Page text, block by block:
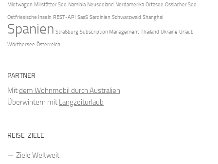
Mietwagen Millstätter See Namibia Neuseeland Nordamerika Ortasee Ossiacher See
Ostfriesische Inseln REST-API SaaS Sardinien Schwarzwald Shanghai
Spanien Straßburg Subscription Management Thailand Ukraine Urlaub
Wörthersee Österreich
PARTNER
Mitdem Wohnmobil durch Australien
Überwintern mit Langzeiturlaub
REISE-ZIELE
Ziele Weltweit